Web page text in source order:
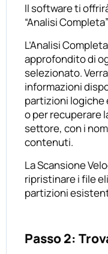
Il software ti
“Analisi
L’Analisi
approfondito di
selezionato.
informazioni
partizioni
o per recuperare
settore, con i
contenuti.
La Scansione
ripristinare i file
partizioni
Passo 2: